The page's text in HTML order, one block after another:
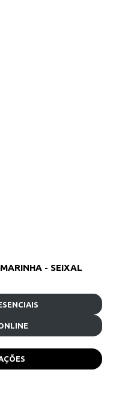
- SEIXAL